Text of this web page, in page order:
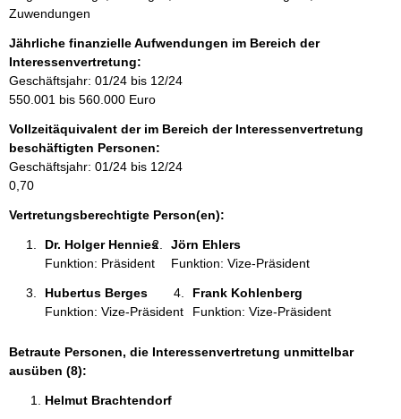
f
o
r
m
a
i
o
n
e
n
Zuwendungen
Jährliche finanzielle Aufwendungen im Bereich der
Interessenvertretung:
Geschäftsjahr: 01/24 bis 12/24
550.001 bis 560.000 Euro
Vollzeitäquivalent der im Bereich der Interessenvertretung
beschäftigten Personen:
Geschäftsjahr: 01/24 bis 12/24
0,70
Vertretungsberechtigte Person(en):
Dr. Holger Hennies
Funktion: Präsident
Jörn Ehlers
Funktion: Vize-Präsident
Hubertus Berges
Funktion: Vize-Präsident
Frank Kohlenberg
Funktion: Vize-Präsident
Betraute Personen, die Interessenvertretung unmittelbar
ausüben (8):
Helmut Brachtendorf